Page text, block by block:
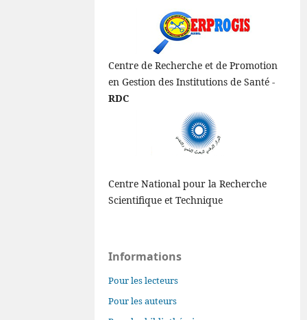
Centre de Recherche et de Promotion
en Gestion des Institutions de Santé -
RDC
Centre National pour la Recherche
Scientifique et Technique
Informations
Pour les lecteurs
Pour les auteurs